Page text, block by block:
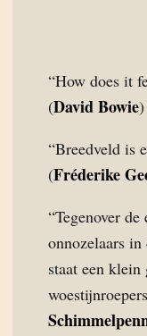
“How does it
(David Bowie)
“Breedveld is
(Fréderike
“Tegenover
onnozelaars
staat een klein